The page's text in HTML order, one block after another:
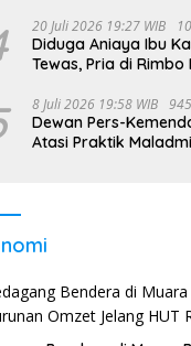
20 Juli 2026 19:27 WIB
Diduga Aniaya Ibu
Tewas, Pria di
8 Juli 2026 19:58 WIB
Dewan Pers-
Atasi Praktik